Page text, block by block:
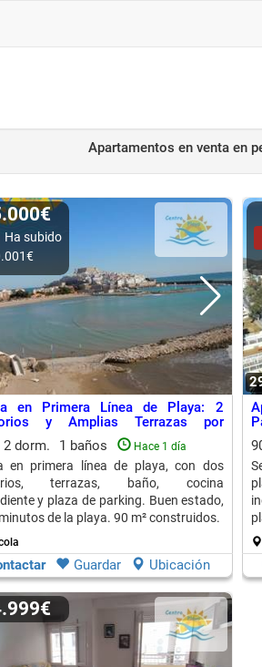
Apartamentos en venta en
Ha subido
en Primera Línea de Playa: 2
y Amplias Terrazas por
2 dorm. 1 baños Hace 1 día
en primera línea de playa, con dos
terrazas, baño, cocina
y plaza de parking. Buen estado,
de la playa. 90 m² construidos.
Guardar Ubicación